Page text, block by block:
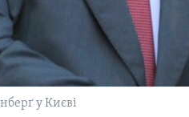
у Києві